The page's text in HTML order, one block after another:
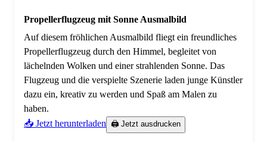
Propellerflugzeug mit Sonne Ausmalbild
Auf diesem fröhlichen Ausmalbild fliegt ein freundliches
Propellerflugzeug durch den Himmel, begleitet von
lächelnden Wolken und einer strahlenden Sonne. Das
Flugzeug und die verspielte Szenerie laden junge Künstler
dazu ein, kreativ zu werden und Spaß am Malen zu
haben.
📥 Jetzt herunterladen
🖨️ Jetzt ausdrucken